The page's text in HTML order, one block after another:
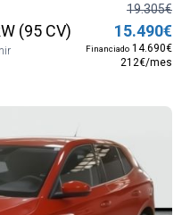
(95 CV) Manual 5 vel.
19.305€
15.490€
Financiado 14.690€
212€/mes